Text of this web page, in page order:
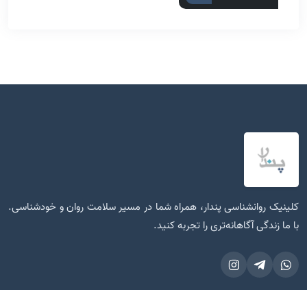
کلینیک روانشناسی پندار، همراه شما در مسیر سلامت روان و خودشناسی.
با ما زندگی آگاهانه‌تری را تجربه کنید.